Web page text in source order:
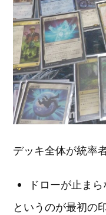
デッキ全体が統率
ドローが止ま
というのが最初の